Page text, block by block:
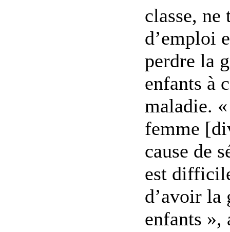
classe, ne
d’emploi
perdre la
enfants à
maladie.
femme
cause de
est
d’avoir la
enfants »,